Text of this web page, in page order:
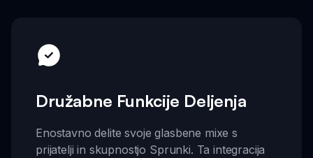
Družabne Funkcije Deljenja
Enostavno delite svoje glasbene mixe s
prijatelji in skupnostjo Sprunki. Ta integracija